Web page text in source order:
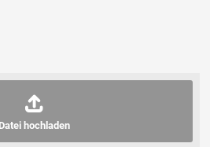
Datei hochladen